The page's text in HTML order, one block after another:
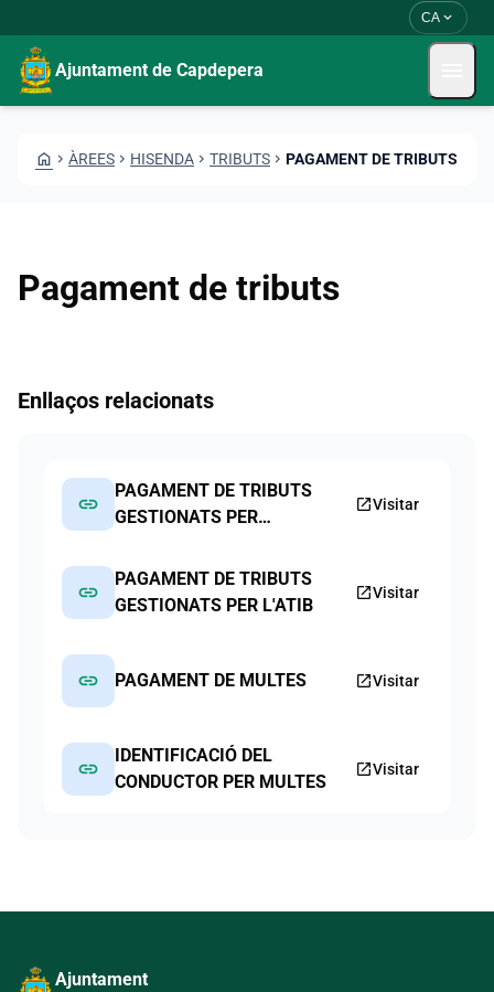
CA expand_more
Ajuntament de Capdepera
HOME CHEVRON_RIGHT ÀREES CHEVRON_RIGHT HISENDA CHEVRON_RIGHT TRIBUTS CHEVRON_RIGHT PAGAMENT DE TRIBUTS
Pagament de tributs
Enllaços relacionats
link
PAGAMENT DE TRIBUTS
GESTIONATS PER
open_in_newVisitar
link
PAGAMENT DE TRIBUTS
GESTIONATS PER L'ATIB
open_in_newVisitar
link PAGAMENT DE MULTES open_in_newVisitar
link
IDENTIFICACIÓ DEL
CONDUCTOR PER MULTES
open_in_newVisitar
Ajuntament